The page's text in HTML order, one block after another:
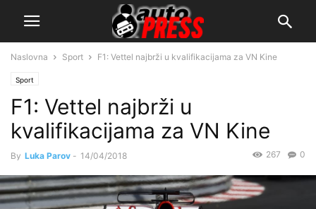
Naslovna Sport F1: Vettel najbrži u kvalifikacijama za VN Kine
Sport
F1: Vettel najbrži u
kvalifikacijama za VN Kine
By Luka Parov - 14/04/2018 0
267